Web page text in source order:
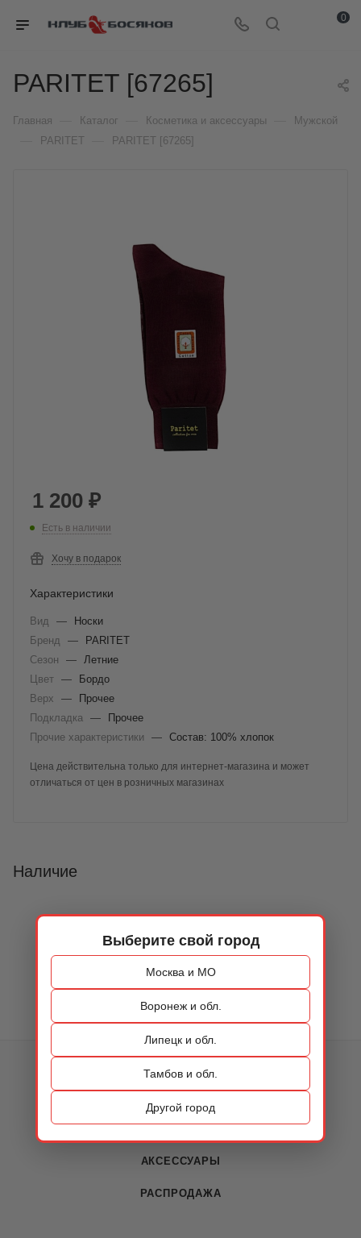
Выберите свой город
Москва и МО
Воронеж и обл.
Липецк и обл.
Тамбов и обл.
Другой город
0
PARITET [67265]
Главная Каталог Косметика и аксессуары Мужской
PARITET PARITET [67265]
1 200 ₽
Есть в наличии
Хочу в подарок
Характеристики
Вид —
Носки
Бренд
—
PARITET
Сезон
—
Летние
Цвет —
Бордо
Верх
—
Прочее
Подкладка
—
Прочее
Прочие характеристики
— Состав: 100% хлопок
Цена действительна только для интернет-магазина и может
отличаться от цен в розничных магазинах
Наличие
АКСЕССУАРЫ
РАСПРОДАЖА